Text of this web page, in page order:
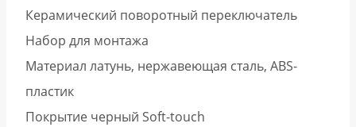
Керамический поворотный переключатель
Набор для монтажа
Материал латунь, нержавеющая сталь, ABS-
пластик
Покрытие черный Soft-touch